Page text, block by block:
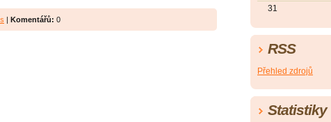
| Komentářů: 0
31
RSS
Přehled zdrojů
Statistiky